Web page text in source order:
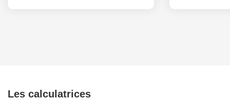
Les calculatrices